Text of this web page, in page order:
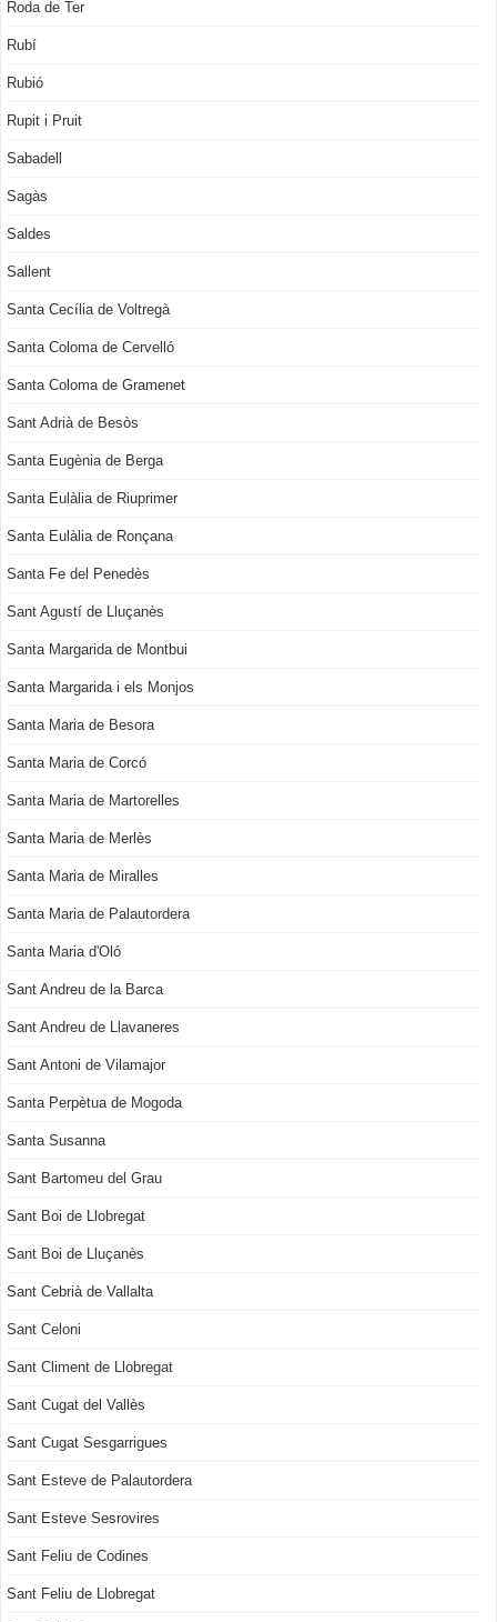
Roda de Ter
Rubí
Rubió
Rupit i Pruit
Sabadell
Sagàs
Saldes
Sallent
Santa Cecília de Voltregà
Santa Coloma de Cervelló
Santa Coloma de Gramenet
Sant Adrià de Besòs
Santa Eugènia de Berga
Santa Eulàlia de Riuprimer
Santa Eulàlia de Ronçana
Santa Fe del Penedès
Sant Agustí de Lluçanès
Santa Margarida de Montbui
Santa Margarida i els Monjos
Santa Maria de Besora
Santa Maria de Corcó
Santa Maria de Martorelles
Santa Maria de Merlès
Santa Maria de Miralles
Santa Maria de Palautordera
Santa Maria d'Oló
Sant Andreu de la Barca
Sant Andreu de Llavaneres
Sant Antoni de Vilamajor
Santa Perpètua de Mogoda
Santa Susanna
Sant Bartomeu del Grau
Sant Boi de Llobregat
Sant Boi de Lluçanès
Sant Cebrià de Vallalta
Sant Celoni
Sant Climent de Llobregat
Sant Cugat del Vallès
Sant Cugat Sesgarrigues
Sant Esteve de Palautordera
Sant Esteve Sesrovires
Sant Feliu de Codines
Sant Feliu de Llobregat